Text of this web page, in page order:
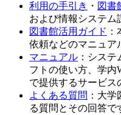
利用の手引き ・ 図書
および情報システム
図書館活用ガイド
依頼などのマニュア
マニュアル ：シス
フトの使い方、学内
で提供するサービス
よくある質問 ：大
る質問とその回答で